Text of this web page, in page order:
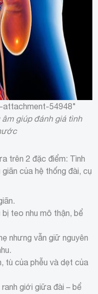
-attachment-54948"
âm giúp đánh giá tình
trên 2 đặc điểm: Tình
của hệ thống đài, cụ
teo nhu mô thận, bể
nhưng vẫn giữ nguyên
tù của phễu và dẹt của
giới giữa đài – bể